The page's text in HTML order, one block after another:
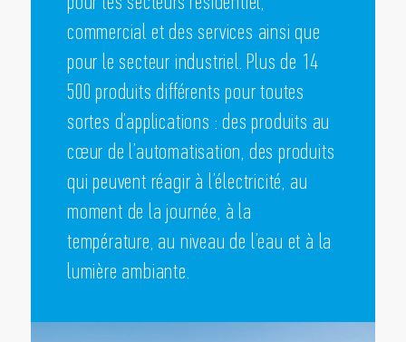
commercial et des services ainsi que
pour le secteur industriel. Plus de 14
500 produits différents pour toutes
sortes d’applications : des produits au
cœur de l’automatisation, des produits
qui peuvent réagir à l’électricité, au
moment de la journée, à la
température, au niveau de l’eau et à la
lumière ambiante.